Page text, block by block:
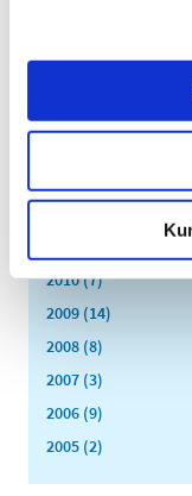
juni (3)
april (3)
2010 (7)
2009 (14)
2008 (8)
2007 (3)
2006 (9)
2005 (2)